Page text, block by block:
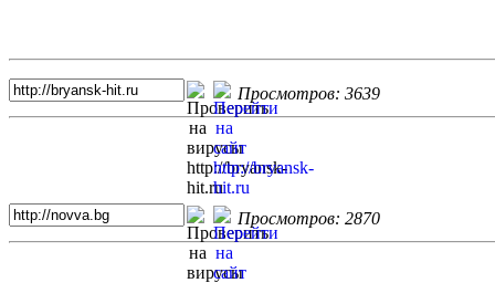
Просмотров: 3639
Просмотров: 2870